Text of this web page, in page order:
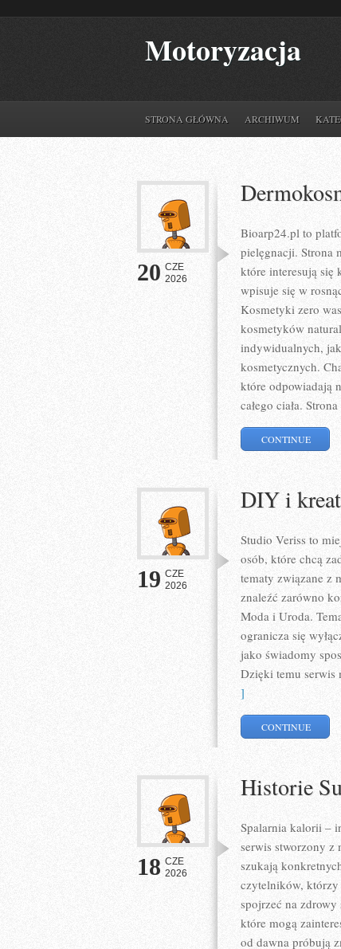
Motoryzacja
STRONA GŁÓWNA ARCHIWUM
20 CZE
2026
Bioarp24.pl to
pielęgnacji. Strona
które interesują się
wpisuje się w
Kosmetyki zero
kosmetyków
indywidualnych,
kosmetycznych.
które odpowiadają
całego ciała.
CONTINUE
19 CZE
2026
DIY i
Studio Veriss to
osób, które chcą
tematy związane z
znaleźć zarówno
Moda i Uroda.
ogranicza się
jako świadomy
Dzięki temu serwis
]
CONTINUE
18 CZE
2026
Historie
Spalarnia kalorii –
serwis stworzony z
szukają
czytelników, którzy
spojrzeć na
które mogą
od dawna próbują